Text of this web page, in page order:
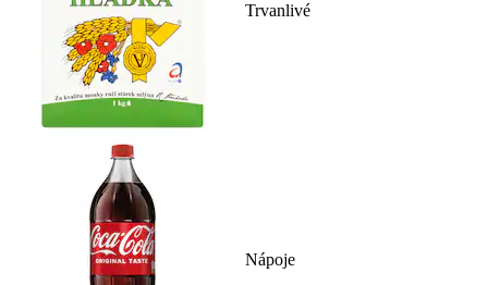
Trvanlivé
Nápoje